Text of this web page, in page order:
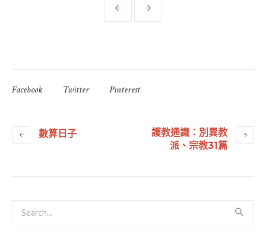
Facebook Twitter Pinterest
數算日子
護教通識：別異教
派、宗教31篇